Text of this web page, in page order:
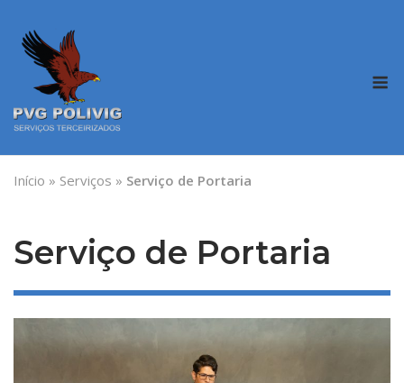
content
Início » Serviços » Serviço de Portaria
Serviço de Portaria